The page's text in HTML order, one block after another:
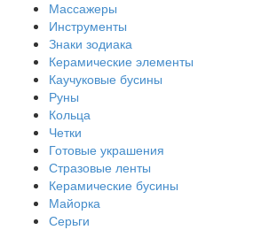
Массажеры
Инструменты
Знаки зодиака
Керамические элементы
Каучуковые бусины
Руны
Кольца
Четки
Готовые украшения
Стразовые ленты
Керамические бусины
Майорка
Серьги